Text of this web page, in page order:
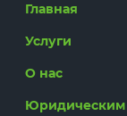
Главная
Услуги
О нас
Юридическим